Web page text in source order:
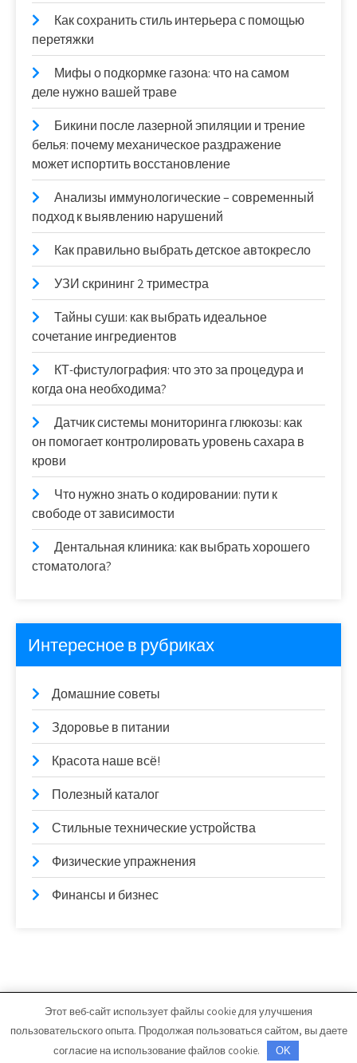
Как сохранить стиль интерьера с помощью
перетяжки
Мифы о подкормке газона: что на самом
деле нужно вашей траве
Бикини после лазерной эпиляции и трение
белья: почему механическое раздражение
может испортить восстановление
Анализы иммунологические – современный
подход к выявлению нарушений
Как правильно выбрать детское автокресло
УЗИ скрининг 2 триместра
Тайны суши: как выбрать идеальное
сочетание ингредиентов
КТ-фистулография: что это за процедура и
когда она необходима?
Датчик системы мониторинга глюкозы: как
он помогает контролировать уровень сахара в
крови
Что нужно знать о кодировании: пути к
свободе от зависимости
Дентальная клиника: как выбрать хорошего
стоматолога?
Интересное в рубриках
Домашние советы
Здоровье в питании
Красота наше всё!
Полезный каталог
Стильные технические устройства
Физические упражнения
Финансы и бизнес
progastromed.ru - Работает на WordPress
Тема от Grace Themes
Этот веб-сайт использует файлы cookie для улучшения
пользовательского опыта. Продолжая пользоваться сайтом, вы даете
согласие на использование файлов cookie.
OK